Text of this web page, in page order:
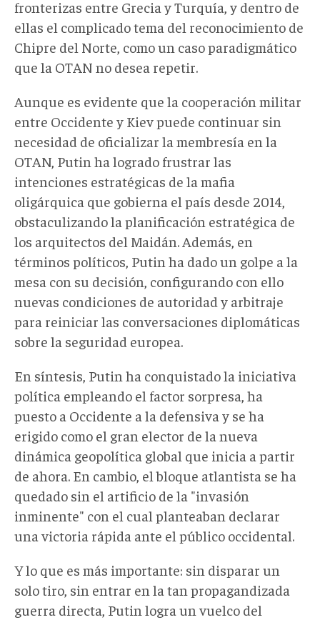
fronterizas entre Grecia y Turquía, y dentro de
ellas el complicado tema del reconocimiento de
Chipre del Norte, como un caso paradigmático
que la OTAN no desea repetir.
Aunque es evidente que la cooperación militar
entre Occidente y Kiev puede continuar sin
necesidad de oficializar la membresía en la
OTAN, Putin ha logrado frustrar las
intenciones estratégicas de la mafia
oligárquica que gobierna el país desde 2014,
obstaculizando la planificación estratégica de
los arquitectos del Maidán. Además, en
términos políticos, Putin ha dado un golpe a la
mesa con su decisión, configurando con ello
nuevas condiciones de autoridad y arbitraje
para reiniciar las conversaciones diplomáticas
sobre la seguridad europea.
En síntesis, Putin ha conquistado la iniciativa
política empleando el factor sorpresa, ha
puesto a Occidente a la defensiva y se ha
erigido como el gran elector de la nueva
dinámica geopolítica global que inicia a partir
de ahora. En cambio, el bloque atlantista se ha
quedado sin el artificio de la "invasión
inminente" con el cual planteaban declarar
una victoria rápida ante el público occidental.
Y lo que es más importante: sin disparar un
solo tiro, sin entrar en la tan propagandizada
guerra directa, Putin logra un vuelco del